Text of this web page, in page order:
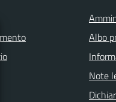
Albo
Note